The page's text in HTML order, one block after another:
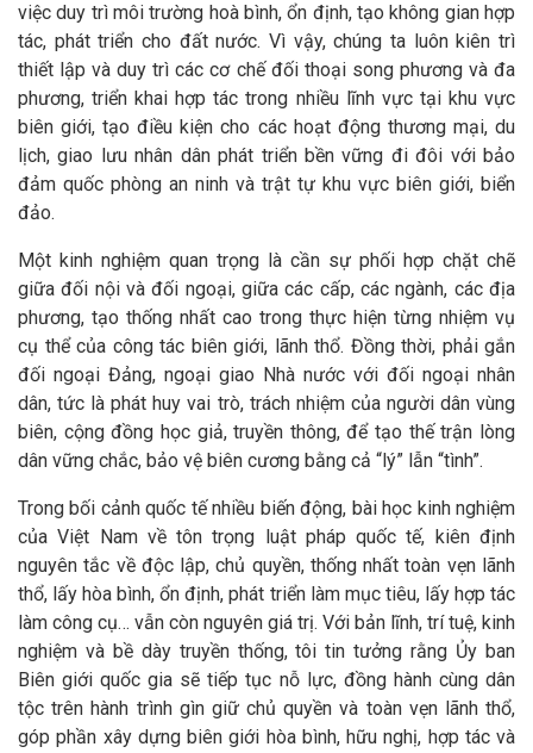
việc duy trì môi trường hoà bình, ổn định, tạo không gian hợp
tác, phát triển cho đất nước. Vì vậy, chúng ta luôn kiên trì
thiết lập và duy trì các cơ chế đối thoại song phương và đa
phương, triển khai hợp tác trong nhiều lĩnh vực tại khu vực
biên giới, tạo điều kiện cho các hoạt động thương mại, du
lịch, giao lưu nhân dân phát triển bền vững đi đôi với bảo
đảm quốc phòng an ninh và trật tự khu vực biên giới, biển
đảo.
Một kinh nghiệm quan trọng là cần sự phối hợp chặt chẽ
giữa đối nội và đối ngoại, giữa các cấp, các ngành, các địa
phương, tạo thống nhất cao trong thực hiện từng nhiệm vụ
cụ thể của công tác biên giới, lãnh thổ. Đồng thời, phải gắn
đối ngoại Đảng, ngoại giao Nhà nước với đối ngoại nhân
dân, tức là phát huy vai trò, trách nhiệm của người dân vùng
biên, cộng đồng học giả, truyền thông, để tạo thế trận lòng
dân vững chắc, bảo vệ biên cương bằng cả “lý” lẫn “tình”.
Trong bối cảnh quốc tế nhiều biến động, bài học kinh nghiệm
của Việt Nam về tôn trọng luật pháp quốc tế, kiên định
nguyên tắc về độc lập, chủ quyền, thống nhất toàn vẹn lãnh
thổ, lấy hòa bình, ổn định, phát triển làm mục tiêu, lấy hợp tác
làm công cụ… vẫn còn nguyên giá trị. Với bản lĩnh, trí tuệ, kinh
nghiệm và bề dày truyền thống, tôi tin tưởng rằng Ủy ban
Biên giới quốc gia sẽ tiếp tục nỗ lực, đồng hành cùng dân
tộc trên hành trình gìn giữ chủ quyền và toàn vẹn lãnh thổ,
góp phần xây dựng biên giới hòa bình, hữu nghị, hợp tác và